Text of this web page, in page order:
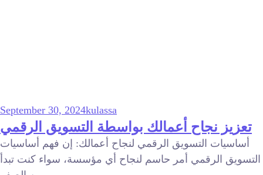
September 30, 2024kulassa
تعزيز نجاح أعمالك بواسطة التسويق الرقمي
أساسيات التسويق الرقمي لنجاح أعمالك: إن فهم أساسيات
التسويق الرقمي أمر حاسم لنجاح أي مؤسسة، سواء كنت تبدأ